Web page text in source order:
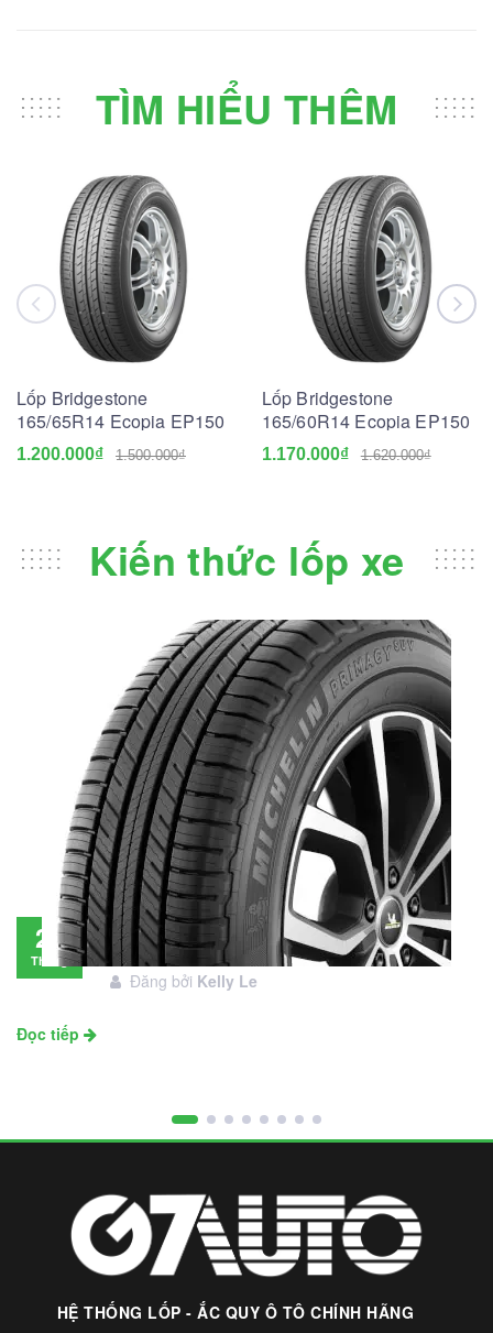
TÌM HIỂU THÊM
Lốp Bridgestone
165/65R14 Ecopia EP150
1.200.000₫ 1.500.000₫
Lốp Bridgestone
165/60R14 Ecopia EP150
1.170.000₫ 1.620.000₫
Kiến thức lốp xe
28
Tháng
Đánh giá lốp Michelin Primacy SUV: Đáng
đầu tư không?
Đăng bởi Kelly Le
Đọc tiếp
HỆ THỐNG LỐP - ẮC QUY Ô TÔ CHÍNH HÃNG